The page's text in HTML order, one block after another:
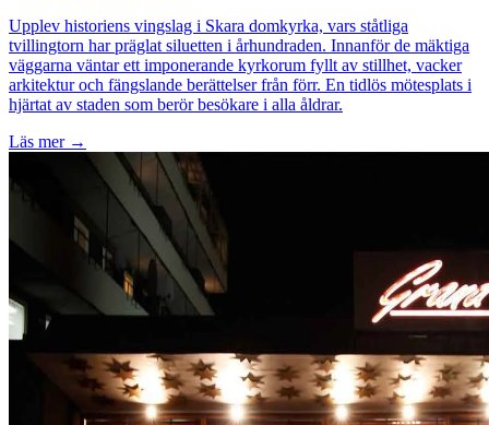
Upplev historiens vingslag i Skara domkyrka, vars ståtliga
tvillingtorn har präglat siluetten i århundraden. Innanför de mäktiga
väggarna väntar ett imponerande kyrkorum fyllt av stillhet, vacker
arkitektur och fängslande berättelser från förr. En tidlös mötesplats i
hjärtat av staden som berör besökare i alla åldrar.
Läs mer →